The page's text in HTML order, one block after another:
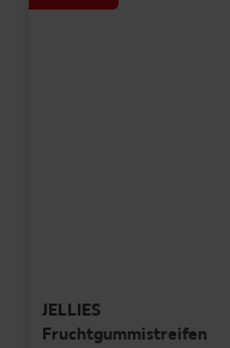
JELLIES
Fruchtgummistreifen